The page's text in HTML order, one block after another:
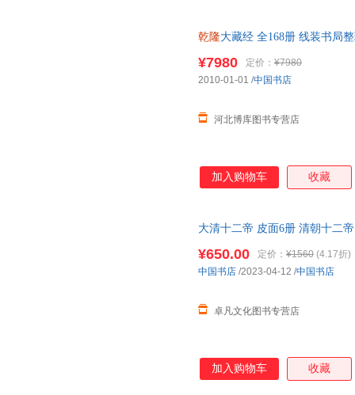
乾隆大藏经 全168册 线装书局
¥7980 定价： ¥7980
河北博库图书专营店
2010-01-01 /中国书店
加入购物车 收藏
大清十二帝 皮面6册 清朝十二
¥650.00 定价： ¥1560 (4.17折)
卓凡文化图书专营店
中国书店 /2023-04-12 /中国书店
加入购物车 收藏